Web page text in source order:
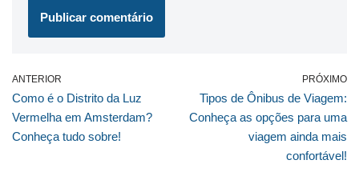
ANTERIOR
Como é o Distrito da Luz
Vermelha em Amsterdam?
Conheça tudo sobre!
PRÓXIMO
Tipos de Ônibus de Viagem:
Conheça as opções para uma
viagem ainda mais
confortável!